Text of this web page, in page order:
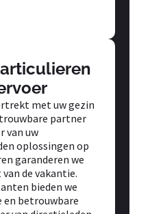
met uw gezin
partner
van uw
oplossingen op
garanderen we
de vakantie.
bieden we
betrouwbare